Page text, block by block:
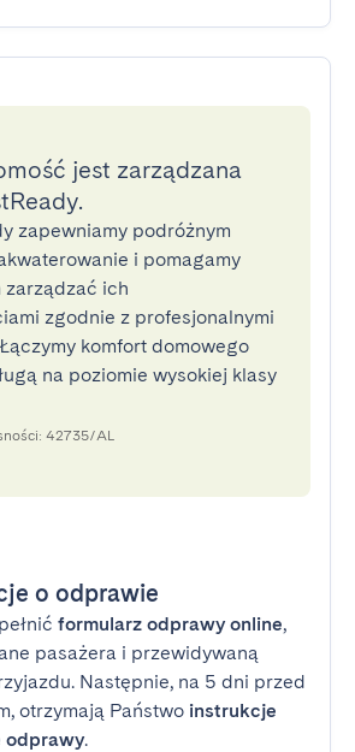
jest zarządzana
zapewniamy podróżnym
i pomagamy
zarządzać ich
zgodnie z profesjonalnymi
komfort domowego
na poziomie wysokiej klasy
42735/AL
o odprawie
formularz odprawy online,
pasażera i przewidywaną
Następnie, na 5 dni przed
otrzymają Państwo instrukcje
odprawy.